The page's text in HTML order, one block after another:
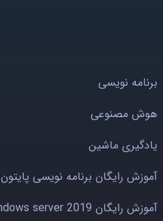
برنامه نویسی
هوش مصنوعی
یادگیری ماشین
آموزش رایگان برنامه نویسی پایتون
آموزش رایگان Windows server 2019